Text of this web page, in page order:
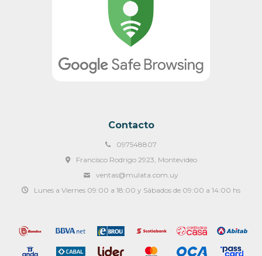
Contacto
097548807
Francisco Rodrigo 2923, Montevideo
ventas@mulata.com.uy
Lunes a Viernes 09:00 a 18:00 y Sábados de 09:00 a 14:00 hs